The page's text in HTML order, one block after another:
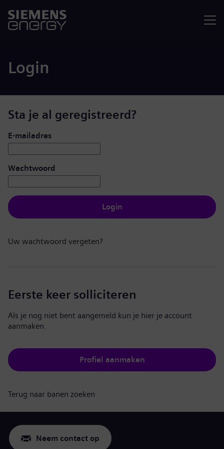
Login
Sta je al geregistreerd?
Inloggen: gebruiker en wachtwoord
E-mailadres
Wachtwoord
Login
Uw wachtwoord vergeten?
Eerste keer solliciteren
Als je nog niet bent aangemeld kun je hier je account
aanmaken.
Profiel aanmaken
Terug naar banen zoeken
Neem contact op